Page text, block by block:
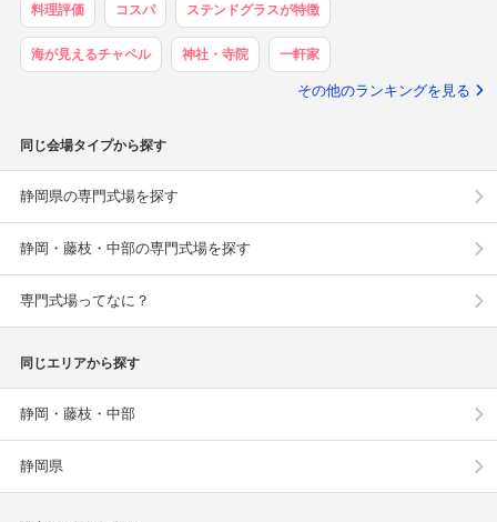
料理評価 コスパ ステンドグラスが特徴
海が見えるチャペル 神社・寺院 一軒家
その他のランキングを見る
同じ会場タイプから探す
静岡県の専門式場を探す
静岡・藤枝・中部の専門式場を探す
専門式場ってなに？
同じエリアから探す
静岡・藤枝・中部
静岡県